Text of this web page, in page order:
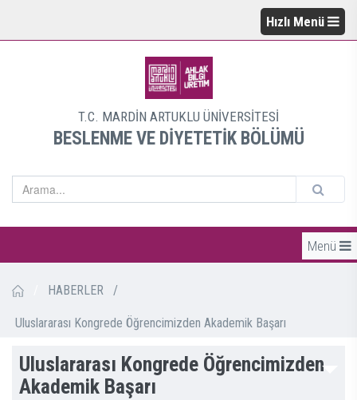
Hızlı Menü
T.C. MARDİN ARTUKLU ÜNİVERSİTESİ
BESLENME VE DİYETETİK BÖLÜMÜ
Menü
HABERLER /
Uluslararası Kongrede Öğrencimizden Akademik Başarı
Uluslararası Kongrede Öğrencimizden
Akademik Başarı